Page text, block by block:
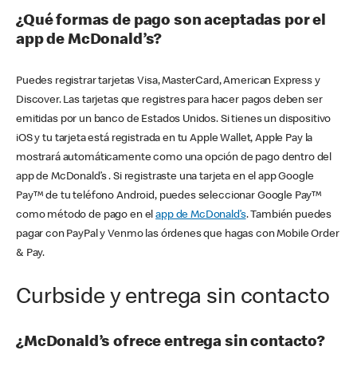
¿Qué formas de pago son aceptadas por el
app de McDonald’s?
Puedes registrar tarjetas Visa, MasterCard, American Express y
Discover. Las tarjetas que registres para hacer pagos deben ser
emitidas por un banco de Estados Unidos. Si tienes un dispositivo
iOS y tu tarjeta está registrada en tu Apple Wallet, Apple Pay la
mostrará automáticamente como una opción de pago dentro del
app de McDonald’s . Si registraste una tarjeta en el app Google
Pay™ de tu teléfono Android, puedes seleccionar Google Pay™
como método de pago en elapp de McDonald’s. También puedes
pagar con PayPal y Venmo las órdenes que hagas con Mobile Order
& Pay.
Curbside y entrega sin contacto
¿McDonald’s ofrece entrega sin contacto?